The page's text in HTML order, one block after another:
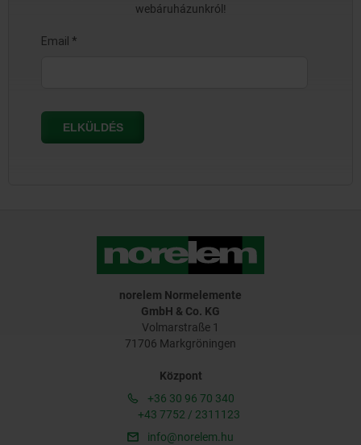
webáruházunkról!
norelem Normelemente
GmbH & Co. KG
Volmarstraße 1
71706 Markgröningen
Központ
+36 30 96 70 340
+43 7752 / 2311123
info@norelem.hu